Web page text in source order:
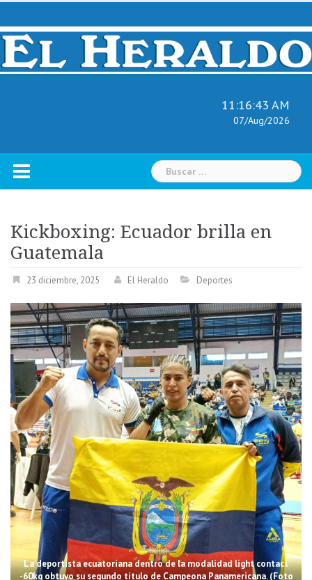
Skip
content
11:16:44 AM
07/Aug/2026
Buscar:
Kickboxing: Ecuador brilla en
Guatemala
23 diciembre, 2025 El Heraldo Deportes
La deportista ecuatoriana dentro de la modalidad light contact
-60kg obtuvo su segundo título de Campeona Panamericana. (Foto